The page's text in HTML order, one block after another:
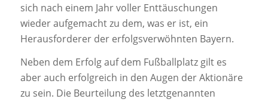
sich nach einem Jahr voller Enttäuschungen
wieder aufgemacht zu dem, was er ist, ein
Herausforderer der erfolgsverwöhnten Bayern.
Neben dem Erfolg auf dem Fußballplatz gilt es
aber auch erfolgreich in den Augen der Aktionäre
zu sein. Die Beurteilung des letztgenannten